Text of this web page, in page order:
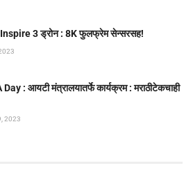
Inspire 3 ड्रोन : 8K फुलफ्रेम सेन्सरसह!
: आयटी मंत्रालयातर्फे कार्यक्रम : मराठीटेकचाही
2023